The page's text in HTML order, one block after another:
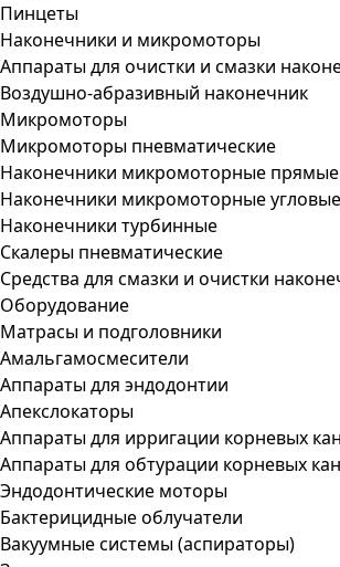
Пинцеты
Наконечники и микромоторы
Аппараты для очистки и смазки
Воздушно-абразивный наконечник
Микромоторы
Микромоторы пневматические
Наконечники микромоторные прямые
Наконечники микромоторные угловые
Наконечники турбинные
Скалеры пневматические
Средства для смазки и очистки
Оборудование
Матрасы и подголовники
Амальгамосмесители
Аппараты для эндодонтии
Апекслокаторы
Аппараты для ирригации корневых
Аппараты для обтурации корневых
Эндодонтические моторы
Бактерицидные облучатели
Вакуумные системы (аспираторы)